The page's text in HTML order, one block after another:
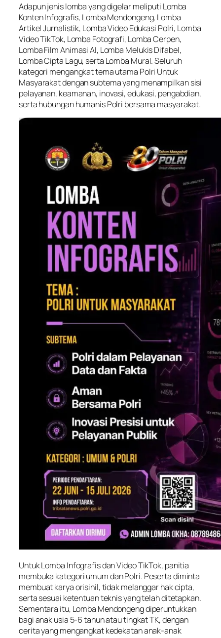
Adapun jenis lomba yang digelar meliputi Lomba
Konten Infografis, Lomba Mendongeng, Lomba
Artikel Jurnalistik, Lomba Video Edukasi Polri, Lomba
Video TikTok, Lomba Fotografi, Lomba Cerpen,
Lomba Film Animasi AI, Lomba Melukis Difabel,
Lomba Cipta Lagu, serta Lomba Mural. Seluruh
kategori mengangkat tema utama Polri Untuk
Masyarakat dengan subtema yang menampilkan sisi
pelayanan, keamanan, inovasi, edukasi, pengabdian,
serta hubungan humanis Polri bersama masyarakat.
Untuk Lomba Infografis dan Video TikTok, panitia
membuka kategori umum dan Polri. Peserta diminta
membuat karya orisinil, tidak melanggar hak cipta,
serta sesuai ketentuan teknis yang telah ditetapkan.
Sementara itu, Lomba Mendongeng diperuntukkan
bagi anak usia 5-6 tahun atau tingkat TK, dengan
cerita yang mengangkat kedekatan anak-anak